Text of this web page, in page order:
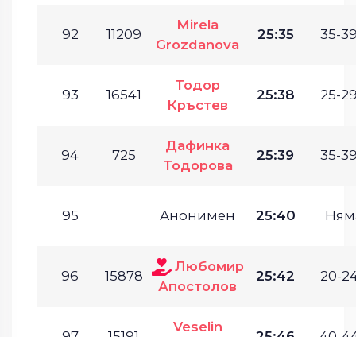
92 11209
Mirela
Grozdanova
25:35 35-
93 16541
Тодор
Кръстев
25:38 25-
94 725
Дафинка
Тодорова
25:39 35-
95 Анонимен 25:40
96 15878
Любомир
Апостолов
25:42 20-
Veselin